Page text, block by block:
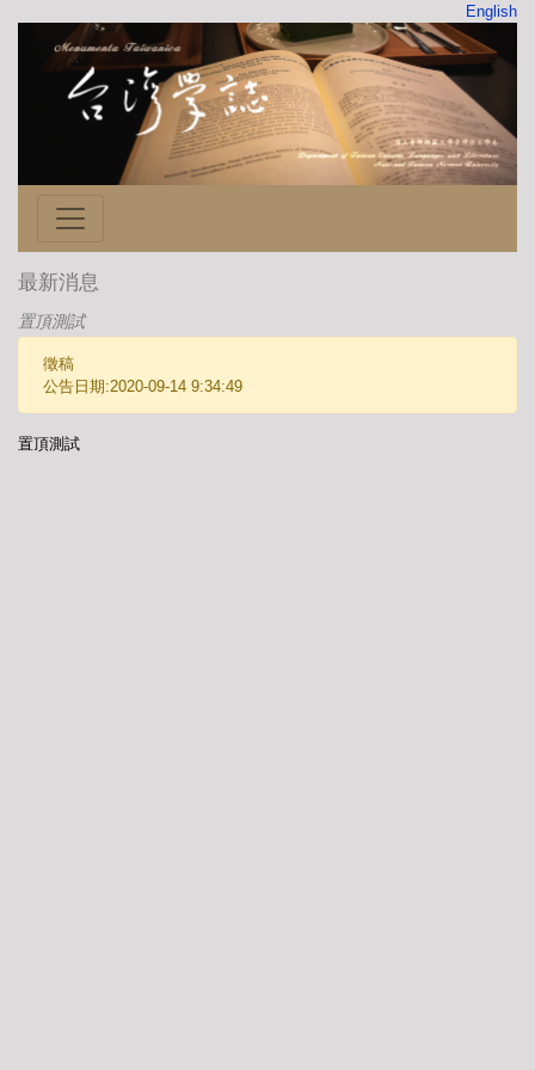
English
最新消息
置頂測試
徵稿
公告日期:2020-09-14 9:34:49
置頂測試